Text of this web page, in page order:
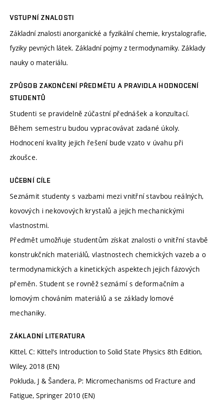
VSTUPNÍ ZNALOSTI
Základní znalosti anorganické a fyzikální chemie, krystalografie,
fyziky pevných látek. Základní pojmy z termodynamiky. Základy
nauky o materiálu.
ZPŮSOB ZAKONČENÍ PŘEDMĚTU A PRAVIDLA HODNOCENÍ
STUDENTŮ
Studenti se pravidelně zúčastní přednášek a konzultací.
Během semestru budou vypracovávat zadané úkoly.
Hodnocení kvality jejich řešení bude vzato v úvahu při
zkoušce.
UČEBNÍ CÍLE
Seznámit studenty s vazbami mezi vnitřní stavbou reálných,
kovových i nekovových krystalů a jejich mechanickými
vlastnostmi.
Předmět umožňuje studentům získat znalosti o vnitřní stavbě
konstrukčních materiálů, vlastnostech chemických vazeb a o
termodynamických a kinetických aspektech jejich fázových
přeměn. Student se rovněž seznámí s deformačním a
lomovým chováním materiálů a se základy lomové
mechaniky.
ZÁKLADNÍ LITERATURA
Kittel, C: Kittel′s Introduction to Solid State Physics 8th Edition,
Wiley, 2018 (EN)
Pokluda, J & Šandera, P: Micromechanisms od Fracture and
Fatigue, Springer 2010 (EN)